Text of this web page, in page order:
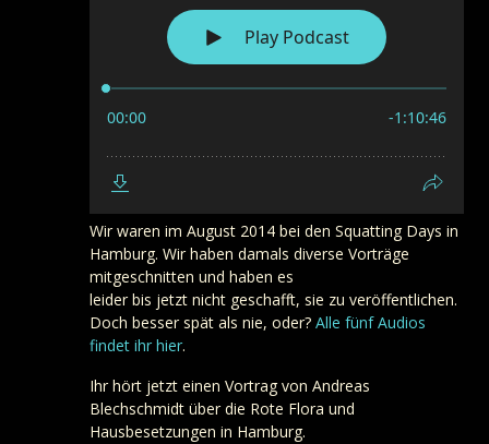
Wir waren im August 2014 bei den Squatting Days in
Hamburg. Wir haben damals diverse Vorträge
mitgeschnitten und haben es
leider bis jetzt nicht geschafft, sie zu veröffentlichen.
Doch besser spät als nie, oder?Alle fünf Audios
findet ihr hier.
Ihr hört jetzt einen Vortrag von Andreas
Blechschmidt über die Rote Flora und
Hausbesetzungen in Hamburg.